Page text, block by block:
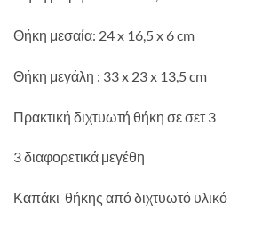
Θήκη μεσαία: 24 x 16,5 x 6 cm
Θήκη μεγάλη : 33 x 23 x 13,5 cm
Πρακτική διχτυωτή θήκη σε σετ 3
3 διαφορετικά μεγέθη
Καπάκι θήκης από διχτυωτό υλικό